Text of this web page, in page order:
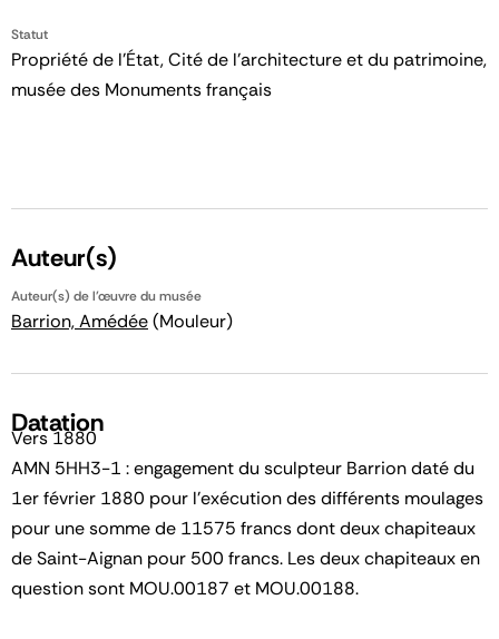
Statut
Propriété de l’État, Cité de l’architecture et du patrimoine,
musée des Monuments français
Auteur(s)
Auteur(s) de l'œuvre du musée
Barrion, Amédée(Mouleur)
Datation
Vers 1880
AMN 5HH3-1 : engagement du sculpteur Barrion daté du
1er février 1880 pour l’exécution des différents moulages
pour une somme de 11575 francs dont deux chapiteaux
de Saint-Aignan pour 500 francs. Les deux chapiteaux en
question sont MOU.00187 et MOU.00188.